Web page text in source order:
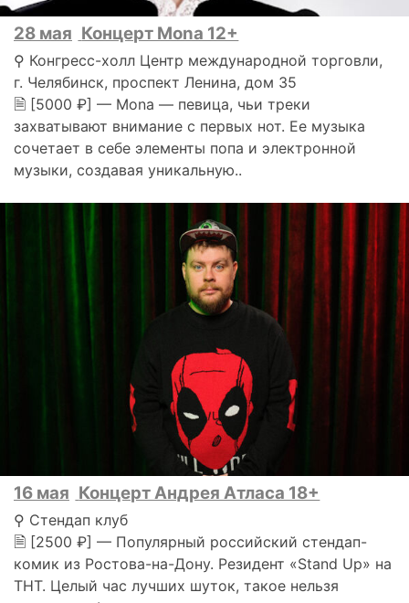
28 мая Концерт Mona 12+
⚲ Конгресс-холл Центр международной торговли,
г. Челябинск, проспект Ленина, дом 35
🗎 [5000 ₽] — Mona — певица, чьи треки
захватывают внимание с первых нот. Ее музыка
сочетает в себе элементы попа и электронной
музыки, создавая уникальную..
16 мая Концерт Андрея Атласа 18+
⚲ Стендап клуб
🗎 [2500 ₽] — Популярный российский стендап-
комик из Ростова-на-Дону. Резидент «Stand Up» на
ТНТ. Целый час лучших шуток, такое нельзя